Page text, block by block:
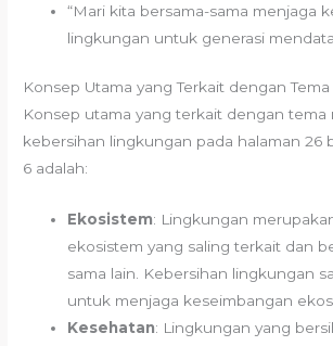
“Mari kita bersama-sama menjaga
lingkungan untuk generasi
Konsep Utama yang Terkait dengan Tema
Konsep utama yang terkait dengan tema
kebersihan lingkungan pada halaman 26
6 adalah:
Ekosistem: Lingkungan
ekosistem yang saling terkait dan
sama lain. Kebersihan lingkungan
untuk menjaga keseimbangan
Kesehatan: Lingkungan yang